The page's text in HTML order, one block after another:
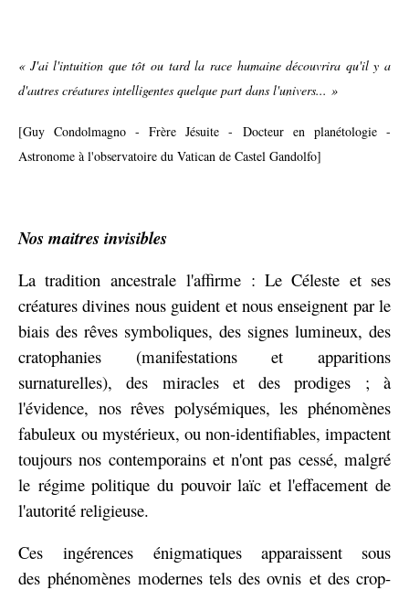
« J'ai l'intuition que tôt ou tard la race humaine découvrira qu'il y a
d'autres créatures intelligentes quelque part dans l'univers... »
[Guy Condolmagno - Frère Jésuite - Docteur en planétologie -
Astronome à l'observatoire du Vatican de Castel Gandolfo]
Nos maitres invisibles
La tradition ancestrale l'affirme : Le Céleste et ses
créatures divines nous guident et nous enseignent par le
biais des rêves symboliques, des signes lumineux, des
cratophanies (manifestations et apparitions
surnaturelles), des miracles et des prodiges ; à
l'évidence, nos rêves polysémiques, les phénomènes
fabuleux ou mystérieux, ou non-identifiables, impactent
toujours nos contemporains et n'ont pas cessé, malgré
le régime politique du pouvoir laïc et l'effacement de
l'autorité religieuse.
Ces ingérences énigmatiques apparaissent sous
des phénomènes modernes tels des ovnis et des crop-